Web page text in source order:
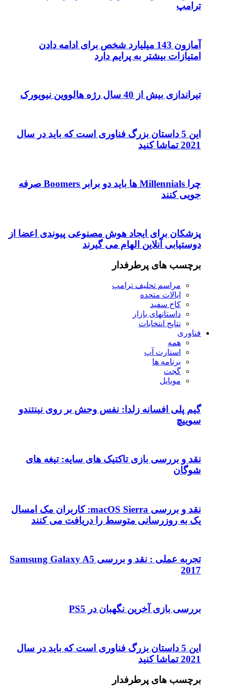
ترامپ
آمازون 143 میلیارد شخص برای ادامه دادن
امتیازات بیشتر به پرایم دارد
تیراندازی بیش از 40 سال رژه هالووین نیویورک
این 5 داستان بزرگ فناوری است که باید در سال
2021 تماشا کنید
چرا Millennials ها باید دو برابر Boomers صرفه
جویی کنند
پزشکان برای ایجاد هوش مصنوعی پیوندی اعضا از
دوستیابی آنلاین الهام می گیرند
برچسب های پرطرفدار
مراسم تحلیف ترامپ
ایالات متحده
کاخ سفید
داستانهای بازار
نتایج انتخابات
فناوری
همه
استارت آپ
برنامه ها
گجت
موبایل
گیم پلی افسانه زلدا: نفس وحش بر روی نینتندو
سوییچ
نقد و بررسی بازی تاکتیک های سایه: تیغه های
شوگان
نقد و بررسی macOS Sierra: کاربران مک امسال
یک به روزرسانی متوسط را دریافت می کنند
تجربه عملی : نقد و بررسی Samsung Galaxy A5
2017
بررسی بازی آخرین نگهبان در PS5
این 5 داستان بزرگ فناوری است که باید در سال
2021 تماشا کنید
برچسب های پرطرفدار